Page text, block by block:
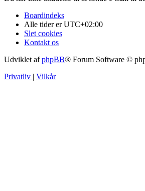
Boardindeks
Alle tider erUTC+02:00
Slet cookies
Kontakt os
Udviklet afphpBB® Forum Software ©
Privatliv | Vilkår